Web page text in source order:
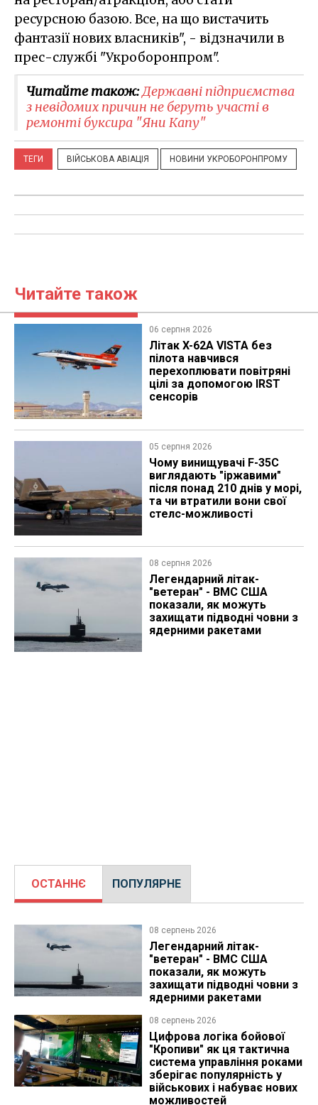
ресурсною базою. Все, на що вистачить
фантазії нових власників", - відзначили в
прес-службі "Укроборонпром".
Читайте також:Державні підприємства
з невідомих причин не беруть участі в
ремонті буксира "Яни Капу"
ТЕГИ ВІЙСЬКОВА АВІАЦІЯ НОВИНИ УКРОБОРОНПРОМУ
Читайте також
06 серпня 2026
Літак X-62A VISTA без
пілота навчився
перехоплювати повітряні
цілі за допомогою IRST
сенсорів
05 серпня 2026
Чому винищувачі F-35C
виглядають "іржавими"
після понад 210 днів у морі,
та чи втратили вони свої
стелс-можливості
08 серпня 2026
Легендарний літак-
"ветеран" - ВМС США
показали, як можуть
захищати підводні човни з
ядерними ракетами
ОСТАННЄ ПОПУЛЯРНЕ
08 серпень 2026
Легендарний літак-
"ветеран" - ВМС США
показали, як можуть
захищати підводні човни з
ядерними ракетами
08 серпень 2026
Цифрова логіка бойової
"Кропиви" як ця тактична
система управління роками
зберігає популярність у
військових і набуває нових
можливостей